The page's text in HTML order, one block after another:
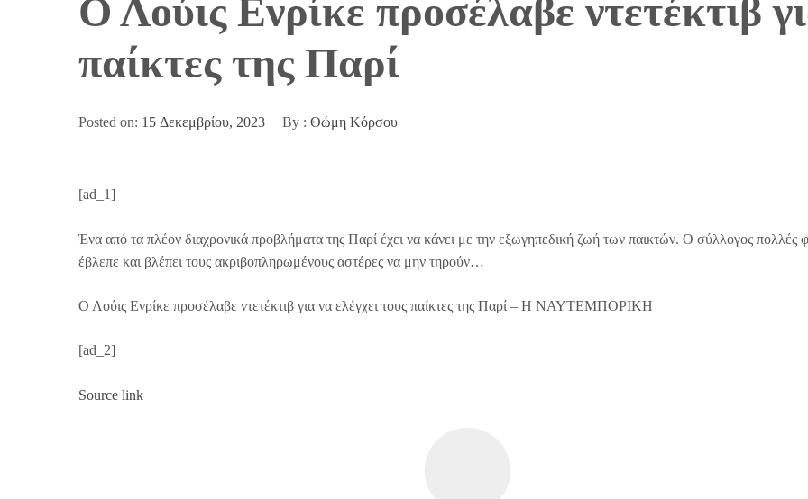
Ο Λούις Ενρίκε προσέλαβε ντετέκτιβ
παίκτες της Παρί
Posted on: 15 Δεκεμβρίου, 2023 By : Θώμη Κόρσου
[ad_1]
Ένα από τα πλέον διαχρονικά προβλήματα της Παρί έχει να κάνει με την εξωγηπεδική ζωή των παικτών. Ο σύλλογος πολλές
έβλεπε και βλέπει τους ακριβοπληρωμένους αστέρες να μην τηρούν…
Ο Λούις Ενρίκε προσέλαβε ντετέκτιβ για να ελέγχει τους παίκτες της Παρί – Η ΝΑΥΤΕΜΠΟΡΙΚΗ
[ad_2]
Source link